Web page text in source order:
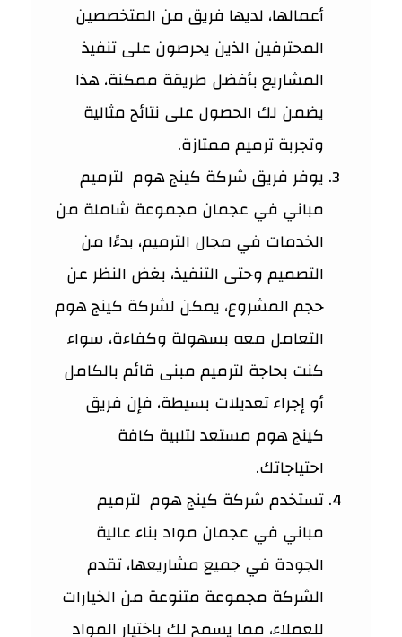
أعمالها، لديها فريق من المتخصصين
المحترفين الذين يحرصون على تنفيذ
المشاريع بأفضل طريقة ممكنة، هذا
يضمن لك الحصول على نتائج مثالية
وتجربة ترميم ممتازة.
يوفر فريق شركة كينج هوم لترميم
مباني في عجمان مجموعة شاملة من
الخدمات في مجال الترميم، بدءًا من
التصميم وحتى التنفيذ، بغض النظر عن
حجم المشروع، يمكن لشركة كينج هوم
التعامل معه بسهولة وكفاءة، سواء
كنت بحاجة لترميم مبنى قائم بالكامل
أو إجراء تعديلات بسيطة، فإن فريق
كينج هوم مستعد لتلبية كافة
احتياجاتك.
تستخدم شركة كينج هوم لترميم
مباني في عجمان مواد بناء عالية
الجودة في جميع مشاريعها، تقدم
الشركة مجموعة متنوعة من الخيارات
للعملاء، مما يسمح لك باختيار المواد